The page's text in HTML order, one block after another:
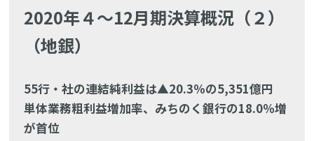
2020年４～12月期決算概況（２）
（地銀）
55行・社の連結純利益は▲20.3％の5,351億円
単体業務粗利益増加率、みちのく銀行の18.0％増
が首位